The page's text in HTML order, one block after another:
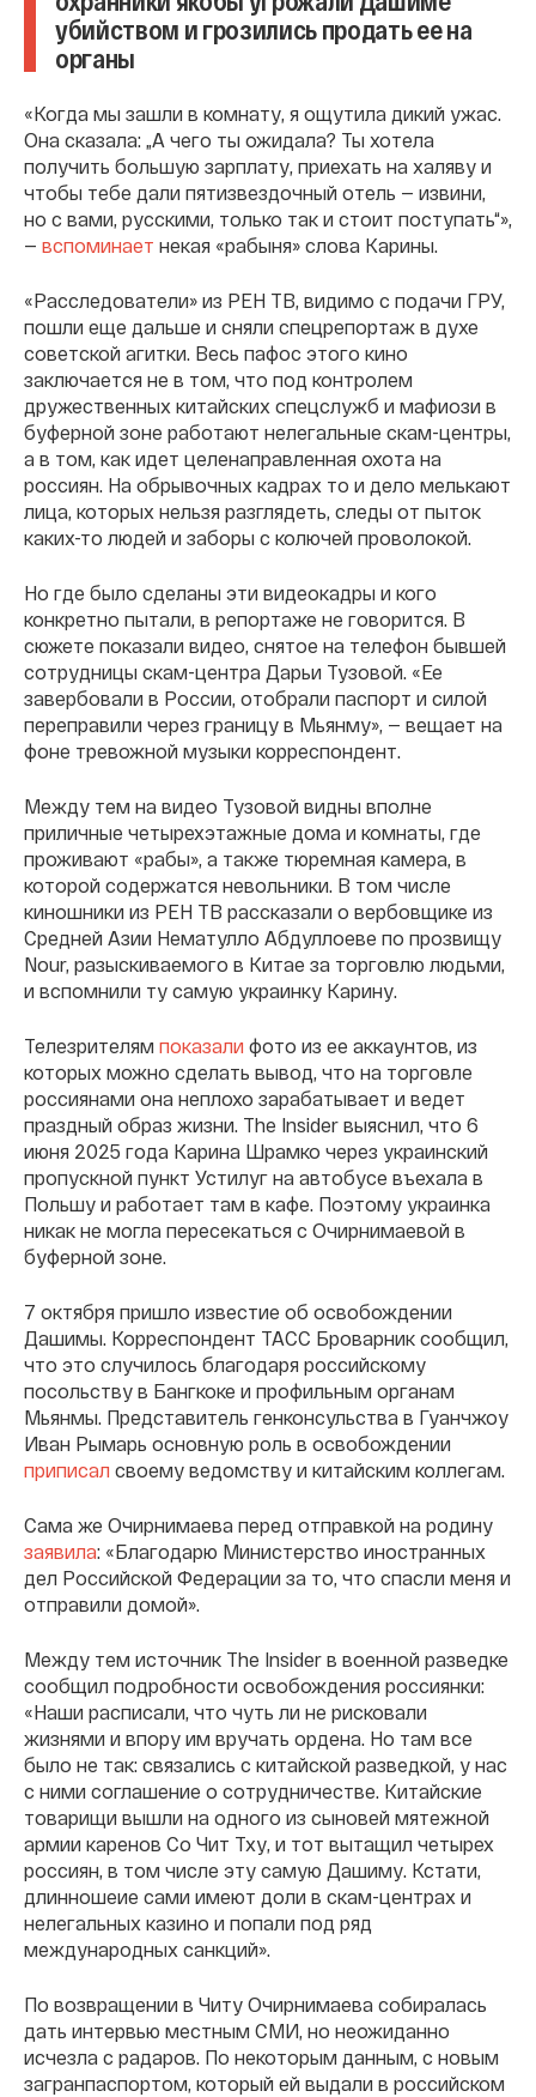
убийством и грозились продать ее на
органы
«Когда мы зашли в комнату, я ощутила дикий ужас.
Она сказала: „А чего ты ожидала? Ты хотела
получить большую зарплату, приехать на халяву и
чтобы тебе дали пятизвездочный отель — извини,
но с вами, русскими, только так и стоит поступать“»,
— вспоминает некая «рабыня» слова Карины.
«Расследователи» из РЕН ТВ, видимо с подачи ГРУ,
пошли еще дальше и сняли спецрепортаж в духе
советской агитки. Весь пафос этого кино
заключается не в том, что под контролем
дружественных китайских спецслужб и мафиози в
буферной зоне работают нелегальные скам-центры,
а в том, как идет целенаправленная охота на
россиян. На обрывочных кадрах то и дело мелькают
лица, которых нельзя разглядеть, следы от пыток
каких-то людей и заборы с колючей проволокой.
Но где было сделаны эти видеокадры и кого
конкретно пытали, в репортаже не говорится. В
сюжете показали видео, снятое на телефон бывшей
сотрудницы скам-центра Дарьи Тузовой. «Ее
завербовали в России, отобрали паспорт и силой
переправили через границу в Мьянму», — вещает на
фоне тревожной музыки корреспондент.
Между тем на видео Тузовой видны вполне
приличные четырехэтажные дома и комнаты, где
проживают «рабы», а также тюремная камера, в
которой содержатся невольники. В том числе
киношники из РЕН ТВ рассказали о вербовщике из
Средней Азии Нематулло Абдуллоеве по прозвищу
Nour, разыскиваемого в Китае за торговлю людьми,
и вспомнили ту самую украинку Карину.
Телезрителям показали фото из ее аккаунтов, из
которых можно сделать вывод, что на торговле
россиянами она неплохо зарабатывает и ведет
праздный образ жизни. The Insider выяснил, что 6
июня 2025 года Карина Шрамко через украинский
пропускной пункт Устилуг на автобусе въехала в
Польшу и работает там в кафе. Поэтому украинка
никак не могла пересекаться с Очирнимаевой в
буферной зоне.
7 октября пришло известие об освобождении
Дашимы. Корреспондент ТАСС Броварник сообщил,
что это случилось благодаря российскому
посольству в Бангкоке и профильным органам
Мьянмы. Представитель генконсульства в Гуанчжоу
Иван Рымарь основную роль в освобождении
приписал своему ведомству и китайским коллегам.
Сама же Очирнимаева перед отправкой на родину
заявила: «Благодарю Министерство иностранных
дел Российской Федерации за то, что спасли меня и
отправили домой».
Между тем источник The Insider в военной разведке
сообщил подробности освобождения россиянки:
«Наши расписали, что чуть ли не рисковали
жизнями и впору им вручать ордена. Но там все
было не так: связались с китайской разведкой, у нас
с ними соглашение о сотрудничестве. Китайские
товарищи вышли на одного из сыновей мятежной
армии каренов Со Чит Тху, и тот вытащил четырех
россиян, в том числе эту самую Дашиму. Кстати,
длинношеие сами имеют доли в скам-центрах и
нелегальных казино и попали под ряд
международных санкций».
По возвращении в Читу Очирнимаева собиралась
дать интервью местным СМИ, но неожиданно
исчезла с радаров. По некоторым данным, с новым
загранпаспортом, который ей выдали в российском